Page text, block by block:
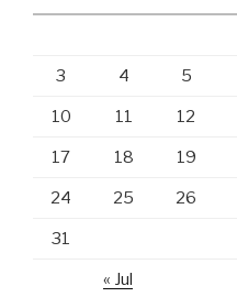
3 4 5
10 11 12
17 18 19
24 25 26
31
« Jul